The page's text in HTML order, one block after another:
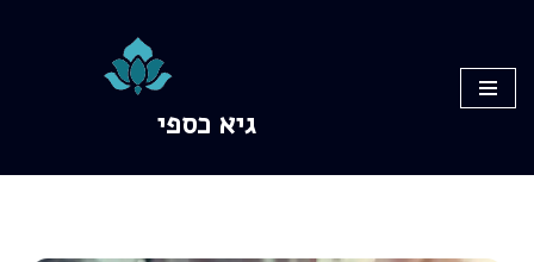
Skip
גיא כספי